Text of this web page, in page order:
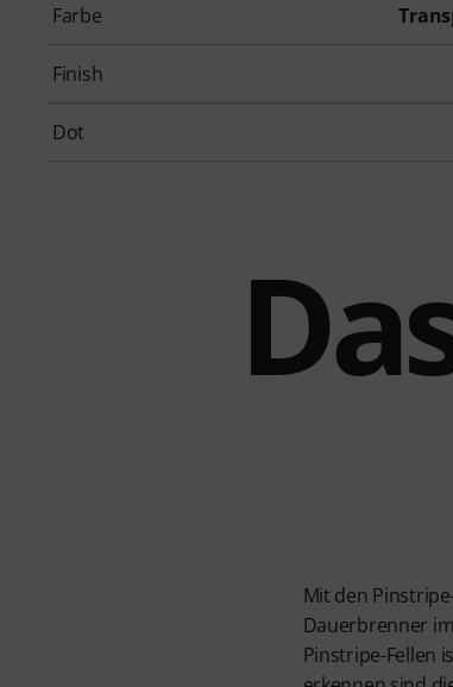
Farbe
Finish
Dot
Mit den
Dauerbrenner
Pinstripe-Fellen